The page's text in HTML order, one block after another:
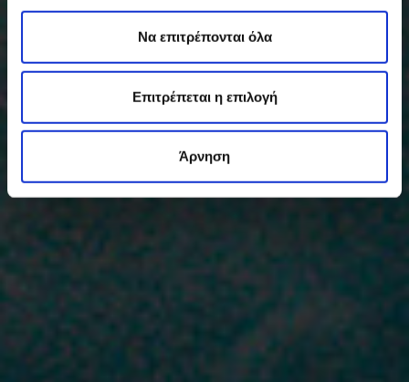
Να επιτρέπονται όλα
Επιτρέπεται η επιλογή
Άρνηση